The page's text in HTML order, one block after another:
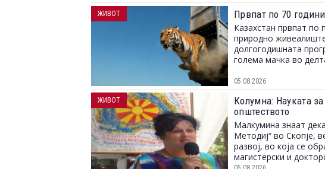
Првпат по 70
Казахстан првпат по
природно
долгогодишната
голема мачка во
05.08.2026
ЖИВОТ
Колумна: Науката
општеството
Малкумина знаат
Методиј“ во Скопје,
развој, во која се
магистерски и
ЖИВОТ